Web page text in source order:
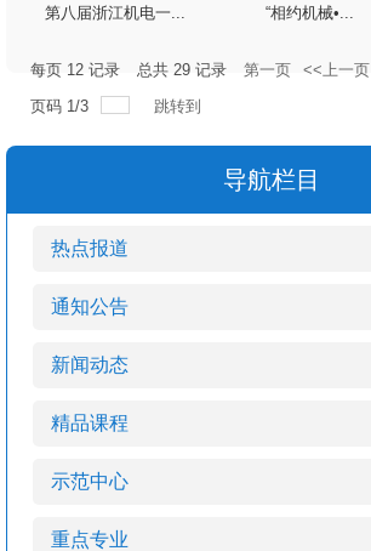
第八届浙江机电一...
“相约机械•...
每页 12 记录 总共 29 记录 第一页 <<上一页
页码 1/3 跳转到
导航栏目
热点报道
通知公告
新闻动态
精品课程
示范中心
重点专业